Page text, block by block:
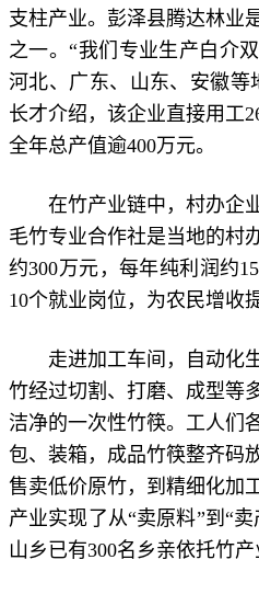
支柱产业。彭泽县腾达林业
之一。“我们专业生产白介
河北、广东、山东、安徽等
长才介绍，该企业直接用工
全年总产值逾400万元。
在竹产业链中，村办企业
毛竹专业合作社是当地的村
约300万元，每年纯利润约
10个就业岗位，为农民增收
走进加工车间，自动化
竹经过切割、打磨、成型等
洁净的一次性竹筷。工人们
包、装箱，成品竹筷整齐码
售卖低价原竹，到精细化加
产业实现了从“卖原料”到“
山乡已有300名乡亲依托竹